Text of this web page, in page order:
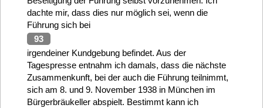
dachte mir, dass dies nur möglich sei, wenn die
Führung sich bei
93
irgendeiner Kundgebung befindet. Aus der
Tagespresse entnahm ich damals, dass die nächste
Zusammenkunft, bei der auch die Führung teilnimmt,
sich am 8. und 9. November 1938 in München im
Bürgerbräukeller abspielt. Bestimmt kann ich